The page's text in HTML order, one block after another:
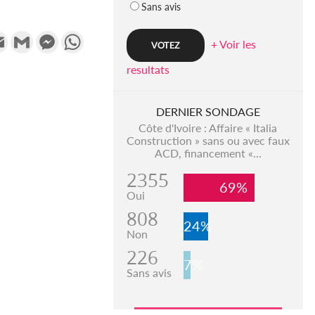
Email Gmail MessengerWhatsApp
Sans avis
+ Voir les
resultats
DERNIER SONDAGE
Côte d'Ivoire : Affaire « Italia
Construction » sans ou avec faux
ACD, financement «...
2355
Oui 69%
808
Non 24%
226
Sans avis 7%